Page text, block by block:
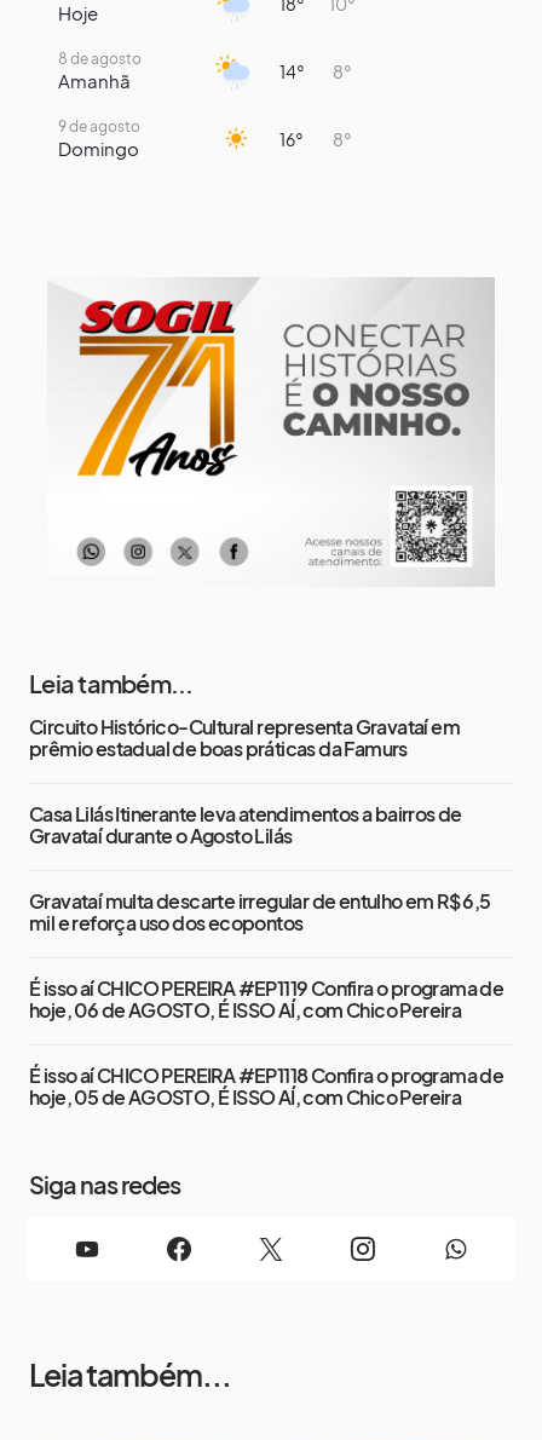
Hoje
8 de agosto
Amanhã 14° 8°
9 de agosto
Domingo 16° 8°
12 de agosto
Quarta-Feira 13° 12°
13 de agosto
Quinta-Feira 16° 13°
Leia também...
Circuito Histórico-Cultural representa Gravataí em
prêmio estadual de boas práticas da Famurs
Casa Lilás Itinerante leva atendimentos a bairros de
Gravataí durante o Agosto Lilás
Gravataí multa descarte irregular de entulho em R$ 6,5
mil e reforça uso dos ecopontos
É isso aí CHICO PEREIRA #EP1119 Confira o programa de
hoje, 06 de AGOSTO, É ISSO AÍ, com Chico Pereira
É isso aí CHICO PEREIRA #EP1118 Confira o programa de
hoje, 05 de AGOSTO, É ISSO AÍ, com Chico Pereira
Siga nas redes
Leia também...